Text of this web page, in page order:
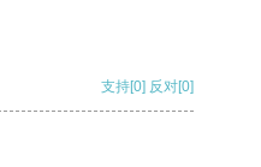
支持[0] 反对[0]